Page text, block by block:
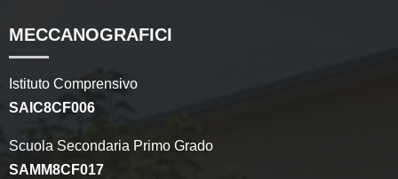
MECCANOGRAFICI
Istituto Comprensivo
SAIC8CF006
Scuola Secondaria Primo Grado
SAMM8CF017